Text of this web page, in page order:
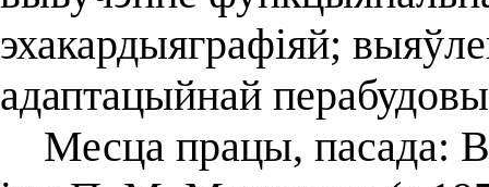
эхакардыяграфіяй;
адаптацыйнай
Месца працы, пасада: